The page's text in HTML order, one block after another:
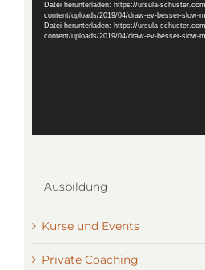
Datei herunterladen: https://ursula-
content/uploads/2019/04/draw-ev-besser-slow-
Datei herunterladen: https://ursula-
content/uploads/2019/04/draw-ev-besser-slow-
Ausbildung
Kurse und Events
Private Coaching